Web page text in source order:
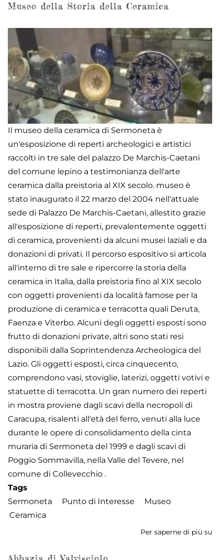
Museo della Storia della Ceramica
Il museo della ceramica di Sermoneta è
un'esposizione di reperti archeologici e artistici
raccolti in tre sale del palazzo De Marchis-Caetani
del comune lepino a testimonianza dell'arte
ceramica dalla preistoria al XIX secolo. museo è
stato inaugurato il 22 marzo del 2004 nell'attuale
sede di Palazzo De Marchis-Caetani, allestito grazie
all'esposizione di reperti, prevalentemente oggetti
di ceramica, provenienti da alcuni musei laziali e da
donazioni di privati. Il percorso espositivo si articola
all'interno di tre sale e ripercorre la storia della
ceramica in Italia, dalla preistoria fino al XIX secolo
con oggetti provenienti da località famose per la
produzione di ceramica e terracotta quali Deruta,
Faenza e Viterbo. Alcuni degli oggetti esposti sono
frutto di donazioni private, altri sono stati resi
disponibili dalla Soprintendenza Archeologica del
Lazio. Gli oggetti esposti, circa cinquecento,
comprendono vasi, stoviglie, laterizi, oggetti votivi e
statuette di terracotta. Un gran numero dei reperti
in mostra proviene dagli scavi della necropoli di
Caracupa, risalenti all'età del ferro, venuti alla luce
durante le opere di consolidamento della cinta
muraria di Sermoneta del 1999 e dagli scavi di
Poggio Sommavilla, nella Valle del Tevere, nel
comune di Collevecchio .
Tags
Sermoneta
Punto di Interesse
Museo
Ceramica
Per saperne di più su